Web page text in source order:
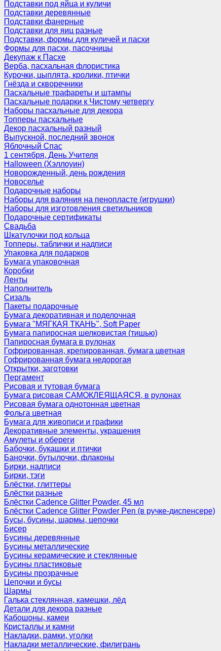
Подставки под яйца и куличи
Подставки деревянные
Подставки фанерные
Подставки для яиц разные
Подставки, формы для куличей и пасхи
Формы для пасхи, пасочницы
Декупаж к Пасхе
Верба, пасхальная флористика
Курочки, цыплята, кролики, птички
Гнёзда и скворечники
Пасхальные трафареты и штампы
Пасхальные подарки к Чистому четвергу
Наборы пасхальные для декора
Топперы пасхальные
Декор пасхальный разный
Выпускной, последний звонок
Яблочный Спас
1 сентября, День Учителя
Halloween (Хэллоуин)
Новорожденный, день рождения
Новоселье
Подарочные наборы
Наборы для валяния на пенопласте (игрушки)
Наборы для изготовления светильников
Подарочные сертификаты
Свадьба
Шкатулочки под кольца
Топперы, таблички и надписи
Упаковка для подарков
Бумага упаковочная
Коробки
Ленты
Наполнитель
Сизаль
Пакеты подарочные
Бумага декоративная и поделочная
Бумага "МЯГКАЯ ТКАНЬ", Soft Paper
Бумага папиросная шелковистая (тишью)
Папиросная бумага в рулонах
Гофрированная, крепированная, бумага цветная
Гофрированная бумага недорогая
Открытки, заготовки
Пергамент
Рисовая и тутовая бумага
Бумага рисовая САМОКЛЕЯЩАЯСЯ, в рулонах
Рисовая бумага однотонная цветная
Фольга цветная
Бумага для живописи и графики
Декоративные элементы, украшения
Амулеты и обереги
Бабочки, букашки и птички
Баночки, бутылочки, флаконы
Бирки, надписи
Бирки, тэги
Блёстки, глиттеры
Блёстки разные
Блёстки Cadence Glitter Powder, 45 мл
Блёстки Cadence Glitter Powder Pen (в ручке-диспенсере)
Бусы, бусины, шармы, цепочки
Бисер
Бусины деревянные
Бусины металлические
Бусины керамические и стеклянные
Бусины пластиковые
Бусины прозрачные
Цепочки и бусы
Шармы
Галька стеклянная, камешки, лёд
Детали для декора разные
Кабошоны, камеи
Кристаллы и камни
Накладки, рамки, уголки
Накладки металлические, филигрань